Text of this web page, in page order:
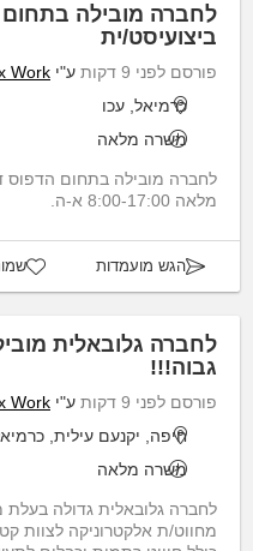
לחברה מובילה
ביצועיסט/ית
פורסם לפני 9 דקות ע"י Work
כרמיאל, עכו
משרה מלאה
לחברה מובילה בתחום הדפוס
מלאה 8:00-17:00 א-ה.
הגש מועמדות
לחברה גלובאלית
גבוה!!!
פורסם לפני 9 דקות ע"י Work
חיפה, יקנעם עילית,
משרה מלאה
לחברה גלובאלית גדולה
מחווט/ת אלקטרוניקה לצוות